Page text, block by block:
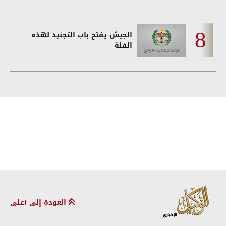
الجيش يفتح باب التجنيد لهذه
الفئة
العودة إلى أعلى